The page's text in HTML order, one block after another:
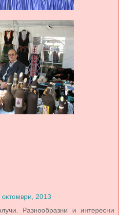
2013
Разнообразни и интересни